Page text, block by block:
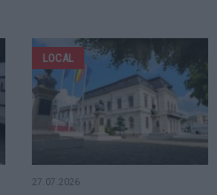
LOCAL
27.07.2026